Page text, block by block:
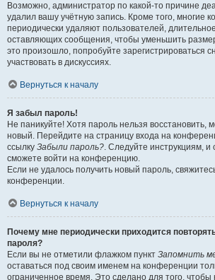
Возможно, администратор по какой-то причине
удалил вашу учётную запись. Кроме того, многие
периодически удаляют пользователей,
оставляющих сообщения, чтобы уменьшить
это произошло, попробуйте зарегистрироваться
участвовать в дискуссиях.
Вернуться к началу
Я забыл пароль!
Не паникуйте! Хотя пароль нельзя восстановить,
новый. Перейдите на страницу входа на
ссылку Забыли пароль?. Следуйте инструкциям, и
сможете войти на конференцию.
Если не удалось получить новый пароль,
конференции.
Вернуться к началу
Почему мне периодически приходится
пароля?
Если вы не отметили флажком пункт Запомнить
оставаться под своим именем на конференции
ограниченное время. Это сделано для того, чтобы